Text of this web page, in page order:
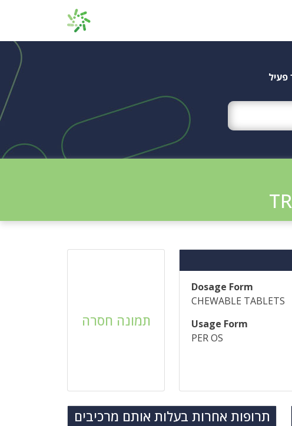
פעיל
Dosage Form
CHEWABLE TABLETS
Usage Form
PER OS
תמונה חסרה
תרופות אחרות בעלות אותם מרכיבים